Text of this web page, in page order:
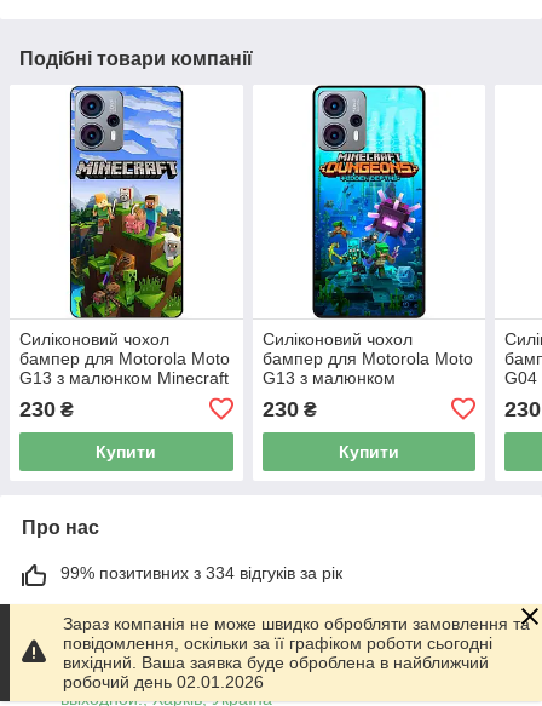
Подібні товари компанії
Силіконовий чохол
бампер для Motorola Moto
G13 з малюнком Minecraft
230 ₴
Купити
Силіконовий чохол
бампер для Motorola Moto
G13 з малюнком
230₴
Купити
G04
230
Про нас
99% позитивних з 334 відгуків за рік
Працює з 01.06.2014
м. Харків
График работы 10.00-17.00. Суббота - Воскресенье
выходной!, Харків, Україна
Зараз компанія не може швидко обробляти замовлення та
повідомлення, оскільки за її графіком роботи сьогодні
вихідний. Ваша заявка буде оброблена в найближчий
робочий день 02.01.2026